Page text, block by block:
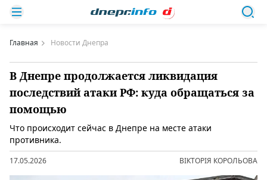
Главная Новости Днепра
В Днепре продолжается ликвидация
последствий атаки РФ: куда обращаться за
помощью
Что происходит сейчас в Днепре на месте атаки
противника.
17.05.2026 ВІКТОРІЯ КОРОЛЬОВА